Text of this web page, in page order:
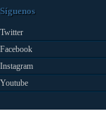
Síguenos
Twitter
Facebook
Instagram
Youtube